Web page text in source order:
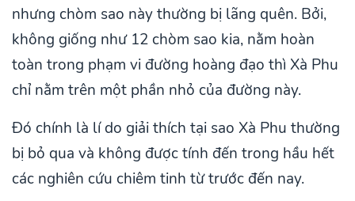
nhưng chòm sao này thường bị lãng quên. Bởi,
không giống như 12 chòm sao kia, nằm hoàn
toàn trong phạm vi đường hoàng đạo thì Xà Phu
chỉ nằm trên một phần nhỏ của đường này.
Đó chính là lí do giải thích tại sao Xà Phu thường
bị bỏ qua và không được tính đến trong hầu hết
các nghiên cứu chiêm tinh từ trước đến nay.